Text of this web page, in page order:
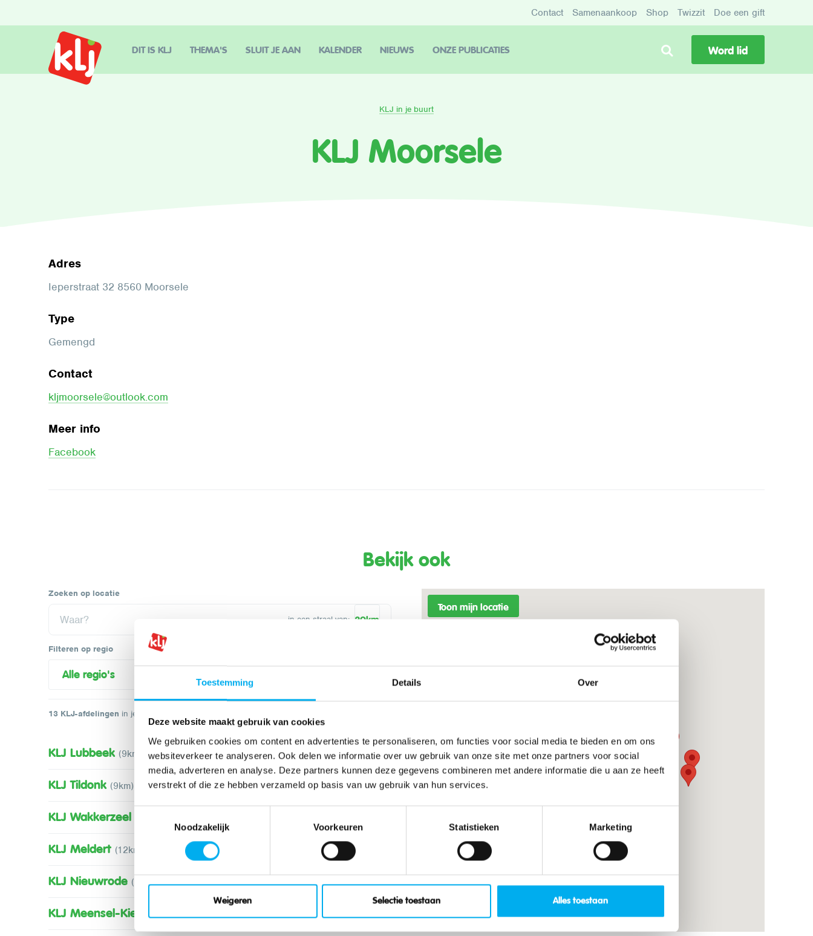
Toestemming Details Over
Deze website maakt gebruik van cookies
We gebruiken cookies om content en advertenties te personaliseren, om functies voor social media te bieden en om ons
websiteverkeer te analyseren. Ook delen we informatie over uw gebruik van onze site met onze partners voor social
media, adverteren en analyse. Deze partners kunnen deze gegevens combineren met andere informatie die u aan ze heeft
verstrekt of die ze hebben verzameld op basis van uw gebruik van hun services.
Noodzakelijk
Voorkeuren Statistieken Marketing
Weigeren Selectie toestaan Alles toestaan
Contact Samenaankoop Shop Twizzit Doe een gift
DIT IS KLJ THEMA'S SLUIT JE AAN KALENDER NIEUWS ONZE PUBLICATIES Word lid
KLJ in je buurt
KLJ Moorsele
Adres
Ieperstraat 32 8560 Moorsele
Type
Gemengd
Contact
kljmoorsele@outlook.com
Meer info
Facebook
Bekijk ook
Zoeken op locatie
in een straal van:
Filteren op regio
13 KLJ-afdelingen in je buurt
KLJ Lubbeek (9km)
KLJ Tildonk (9km)
KLJ Wakkerzeel
KLJ Meldert (12km)
KLJ Nieuwrode (12km)
KLJ Meensel-Kiezegem(14km)
Toon mijn locatie